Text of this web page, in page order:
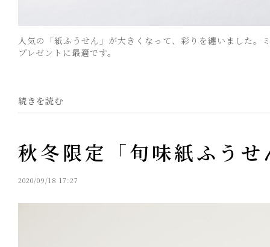
人気の「紙ふうせん」が大きくなって、彩りを纏いました
プレゼントに最適です。
続きを読む
秋冬限定「旬味紙ふうせ
2020/09/18 17:27